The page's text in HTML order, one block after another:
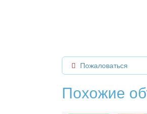
Пожаловаться
Похожие